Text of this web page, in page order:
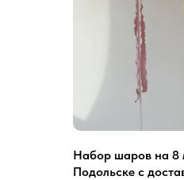
Набор шаров на 8
Подольске с